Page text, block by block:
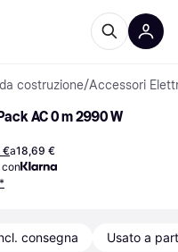
costruzione/Accessori
AC 0 m 2990 W
€a18,69 €
consegna Usato a